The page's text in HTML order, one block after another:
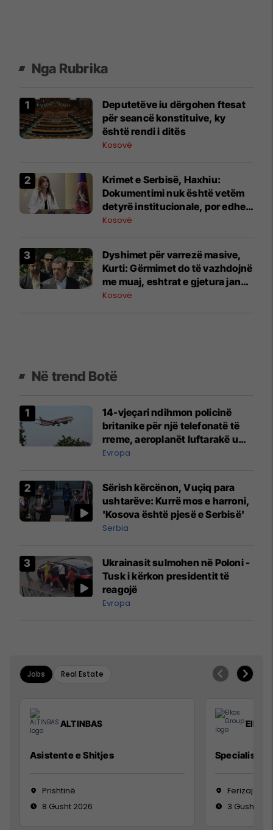
Nga Rubrika
​Deputetëve iu dërgohen ftesat
për seancë konstituive, ky
është rendi i ditës
Kosovë
Krimet e Serbisë, Haxhiu:
Dokumentimi nuk është vetëm
detyrë institucionale, por edhe
obligim moral ndaj viktimave
Kosovë
Dyshimet për varrezë masive,
Kurti: Gërmimet do të vazhdojnë
me muaj, eshtrat e gjetura janë
të shpërndara dhe buzë një
Kosovë
Në trend Botë
14-vjeçari ndihmon policinë
britanike për një telefonatë të
rreme, aeroplanët luftarakë u
ngritën në ajër për të
Mançesterit
Evropa
Sërish kërcënon, Vuçiq para
ushtarëve: Kurrë mos e harroni,
'Kosova është pjesë e Serbisë'
Serbia
Ukrainasit sulmohen në Poloni -
Tusk i kërkon presidentit të
reagojë
Evropa
Jobs Real Estate
ALTINBAS
Asistente e Shitjes
Prishtinë
8 Gusht 2026
Elkos
Specialist
Ferizaj
3 Gusht